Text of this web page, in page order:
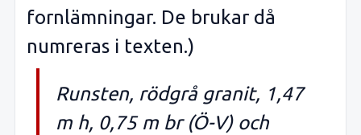
fornlämningar. De brukar då
numreras i texten.)
Runsten, rödgrå granit, 1,47
m h, 0,75 m br (Ö-V) och